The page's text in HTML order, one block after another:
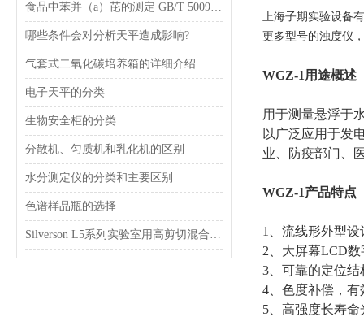
食品中苯并（a）芘的测定 GB/T 5009.27-2003
哪些条件会对分析天平造成影响?
气套式二氧化碳培养箱的详细介绍
电子天平的分类
生物安全柜的分类
分散机、匀质机和乳化机的区别
水分测定仪的分类和主要区别
色谱样品瓶的选择
Silverson L5系列实验室用高剪切混合乳化器
上海子期实验设备
更多型号的浊度仪
WGZ-1 用途概述
用于测量悬浮于
以广泛应用于发
业、防疫部门、
WGZ-1产品特点
1
、流线形外型
2 、大屏幕LCD
3 、可靠的定位
4 、色度补偿，
5 、高强度长寿